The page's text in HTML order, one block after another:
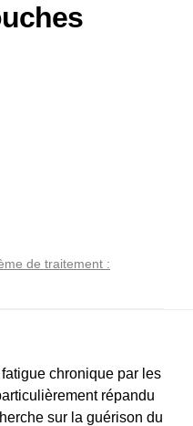
chronique par les
répandu
sur la guérison du
de traitement :